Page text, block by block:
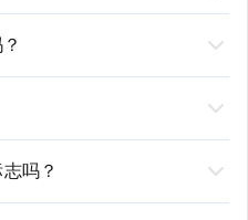
模板通过三个简单步骤
内容
会生成专业品质的初始内
您可以根据需要编辑文
添加或删除部分。我们的
手动自定义选项。
的平台会自动处理设计元
保其呈现专业且精美的效
您的内容进行调整，同时
吗？
牌定制。您可以轻松上传